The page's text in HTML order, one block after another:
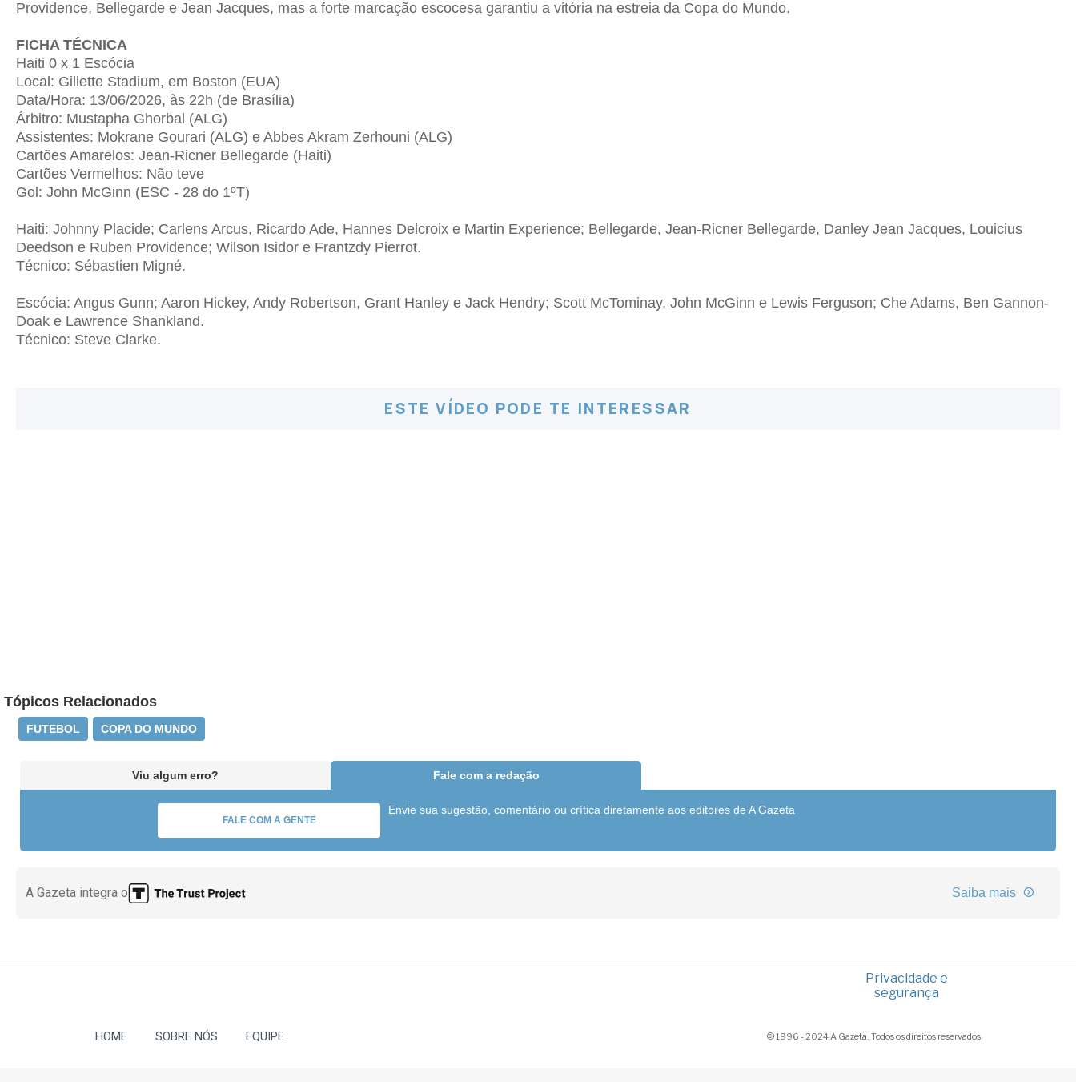
Providence, Bellegarde e Jean Jacques, mas a forte marcação escocesa garantiu a vitória na estreia da Copa do Mundo.
FICHA TÉCNICA
Haiti 0 x 1 Escócia
Local: Gillette Stadium, em Boston (EUA)
Data/Hora: 13/06/2026, às 22h (de Brasília)
Árbitro: Mustapha Ghorbal (ALG)
Assistentes: Mokrane Gourari (ALG) e Abbes Akram Zerhouni (ALG)
Cartões Amarelos: Jean-Ricner Bellegarde (Haiti)
Cartões Vermelhos: Não teve
Gol: John McGinn (ESC - 28 do 1ºT)
Haiti: Johnny Placide; Carlens Arcus, Ricardo Ade, Hannes Delcroix e Martin Experience; Bellegarde, Jean-Ricner Bellegarde, Danley Jean Jacques, Louicius
Deedson e Ruben Providence; Wilson Isidor e Frantzdy Pierrot.
Técnico: Sébastien Migné.
Escócia: Angus Gunn; Aaron Hickey, Andy Robertson, Grant Hanley e Jack Hendry; Scott McTominay, John McGinn e Lewis Ferguson; Che Adams, Ben Gannon-
Doak e Lawrence Shankland.
Técnico: Steve Clarke.
ESTE VÍDEO PODE TE INTERESSAR
Tópicos Relacionados
FUTEBOL COPA DO MUNDO
Viu algum erro? Fale com a redação
FALE COM A GENTE
Envie sua sugestão, comentário ou crítica diretamente aos editores de A Gazeta
A Gazeta integra o Saiba mais
Privacidade e
segurança
HOME SOBRE NÓS EQUIPE © 1996 - 2024 A Gazeta. Todos os direitos reservados